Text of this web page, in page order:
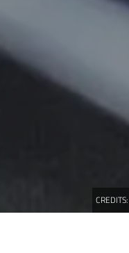
CREDITS: